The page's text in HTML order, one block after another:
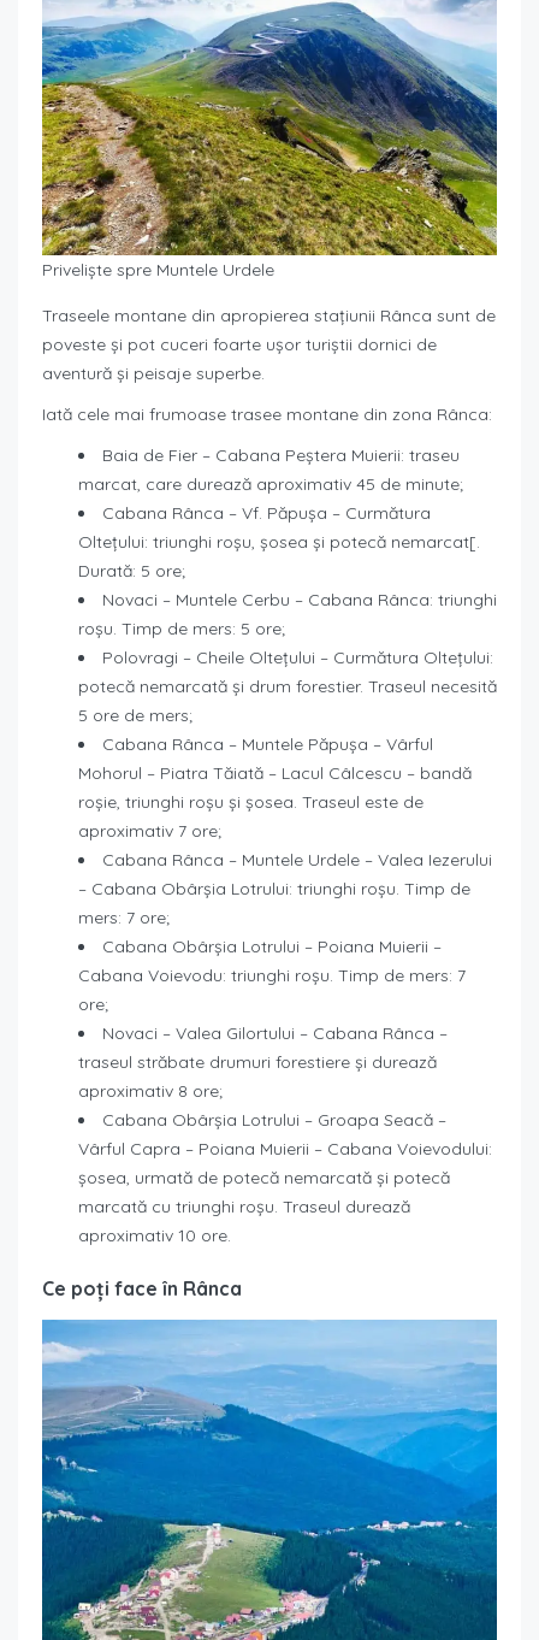
Priveliște spre Muntele Urdele
Traseele montane din apropierea stațiunii Rânca sunt de
poveste și pot cuceri foarte ușor turiștii dornici de
aventură și peisaje superbe.
Iată cele mai frumoase trasee montane din zona Rânca:
Baia de Fier – Cabana Peștera Muierii: traseu
marcat, care durează aproximativ 45 de minute;
Cabana Rânca – Vf. Păpușa – Curmătura
Oltețului: triunghi roșu, șosea și potecă nemarcat[.
Durată: 5 ore;
Novaci – Muntele Cerbu – Cabana Rânca: triunghi
roșu. Timp de mers: 5 ore;
Polovragi – Cheile Oltețului – Curmătura Oltețului:
potecă nemarcată și drum forestier. Traseul necesită
5 ore de mers;
Cabana Rânca – Muntele Păpușa – Vârful
Mohorul – Piatra Tăiată – Lacul Câlcescu – bandă
roșie, triunghi roșu și șosea. Traseul este de
aproximativ 7 ore;
Cabana Rânca – Muntele Urdele – Valea Iezerului
– Cabana Obârșia Lotrului: triunghi roșu. Timp de
mers: 7 ore;
Cabana Obârșia Lotrului – Poiana Muierii –
Cabana Voievodu: triunghi roșu. Timp de mers: 7
ore;
Novaci – Valea Gilortului – Cabana Rânca –
traseul străbate drumuri forestiere și durează
aproximativ 8 ore;
Cabana Obârșia Lotrului – Groapa Seacă –
Vârful Capra – Poiana Muierii – Cabana Voievodului:
șosea, urmată de potecă nemarcată și potecă
marcată cu triunghi roșu. Traseul durează
aproximativ 10 ore.
Ce poți face în Rânca